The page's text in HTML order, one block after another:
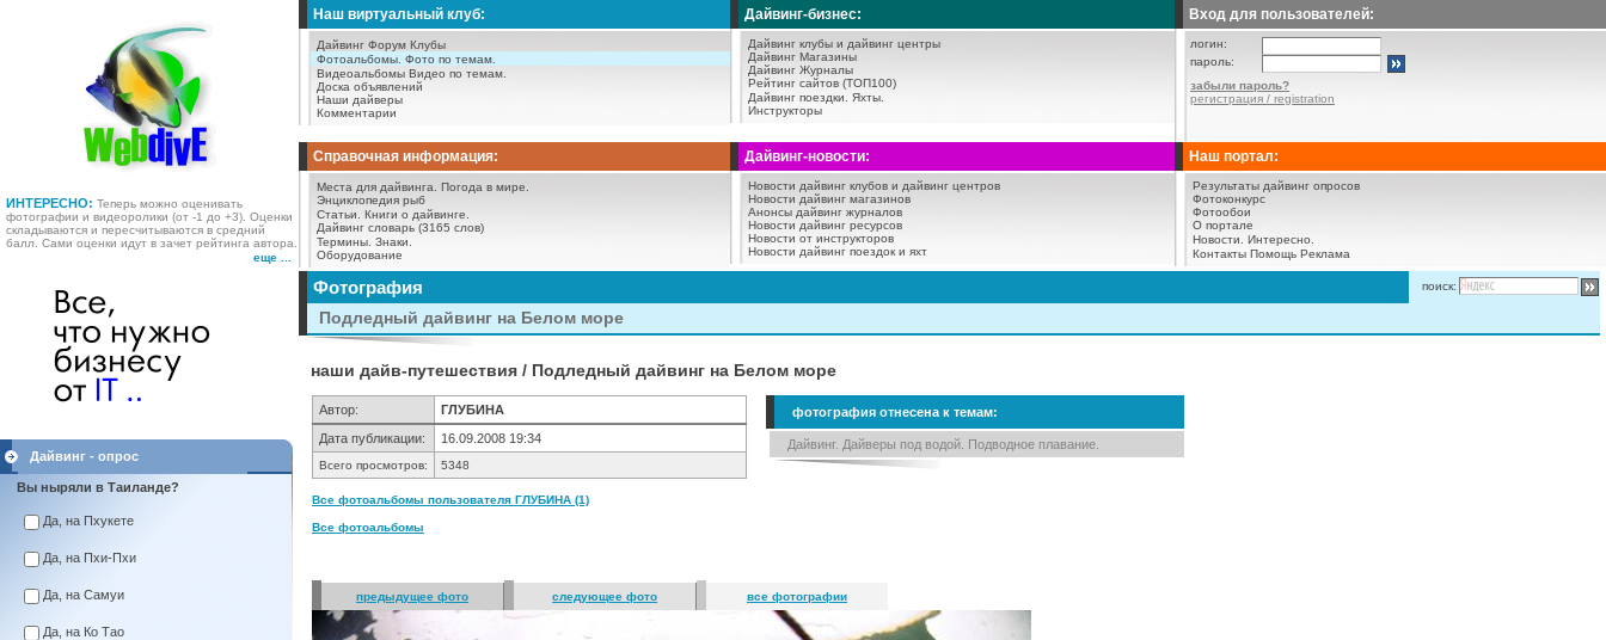
ИНТЕРЕСНО: Теперь можно оценивать
фотографии и видеоролики (от -1 до +3). Оценки
складываются и пересчитываются в средний
балл. Сами оценки идут в зачет рейтинга автора.
еще ...
Наш виртуальный клуб:
Дайвинг Форум Клубы
Фотоальбомы. Фото по темам.
Видеоальбомы Видео по темам.
Доска объявлений
Наши дайверы
Комментарии
Дайвинг-бизнес:
Дайвинг клубы и дайвинг центры
Дайвинг Магазины
Дайвинг Журналы
Рейтинг сайтов (ТОП100)
Дайвинг поездки.
Яхты.
Инструкторы
Вход для пользователей:
логин:
пароль:
забыли пароль?
регистрация / registration
Справочная информация:
Места для дайвинга.
Погода в мире.
Энциклопедия рыб
Статьи.
Книги о дайвинге.
Дайвинг словарь (3165 слов)
Термины. Знаки.
Оборудование
Дайвинг-новости:
Новости дайвинг клубов и дайвинг центров
Новости дайвинг магазинов
Анонсы дайвинг журналов
Новости дайвинг ресурсов
Новости от инструкторов
Новости дайвинг поездок и яхт
Наш портал:
Результаты дайвинг опросов
Фотоконкурс
Фотообои
О портале
Новости.
Интересно.
Контакты Помощь Реклама
Дайвинг - опрос
Вы ныряли в Таиланде?
Да, на Пхукете
Да, на Пхи-Пхи
Да, на Самуи
Да, на Ко Тао
Фотография поиск:
Подледный дайвинг на Белом море
наши дайв-путешествия / Подледный дайвинг на Белом море
Автор:
ГЛУБИНА
Дата публикации:
16.09.2008 19:34
Всего просмотров: 5348
Все фотоальбомы пользователя ГЛУБИНА (1)
Все фотоальбомы
фотография отнесена к темам:
Дайвинг. Дайверы под водой. Подводное плавание.
предыдущее фото следующее фото все фотографии